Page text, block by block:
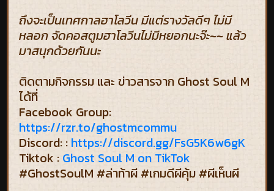
ถึงจะเป็นเทศกาลฮาโลวีน มีแต่รางวัลดีๆ ไม่มี
หลอก จัดคอสตูมฮาโลวีนไม่มีหยอกนะจ๊ะ~~ แล้ว
มาสนุกด้วยกันนะ
ติดตามกิจกรรม และ ข่าวสารจาก Ghost Soul M
ได้ที่
Facebook Group:
https://rzr.to/ghostmcommu
Discord: : https://discord.gg/FsG5K6w6gK
Tiktok : Ghost Soul M on TikTok
#GhostSoulM #ล่าท้าผี #เกมดีผีคุ้ม #ผีเห็นผี